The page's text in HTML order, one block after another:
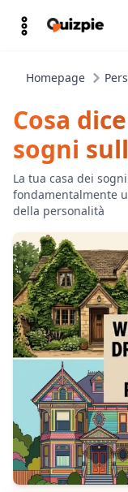
Homepage
Cosa
sogni
La tua casa dei
fondamentalmente
della personalità